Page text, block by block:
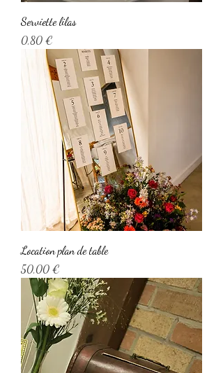
Serviette lilas
Prix
0,80 €
Location plan de table
Prix
50,00 €